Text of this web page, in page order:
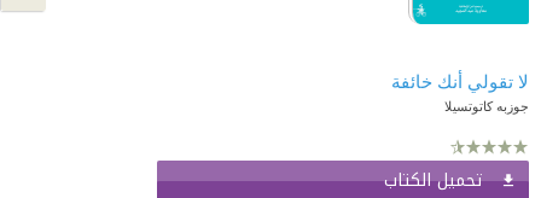
لا تقولي أنك خائفة
جوزبه كاتوتسيلا
تحميل الكتاب